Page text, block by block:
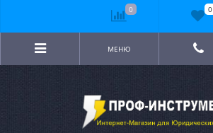
МЕНЮ
0 0